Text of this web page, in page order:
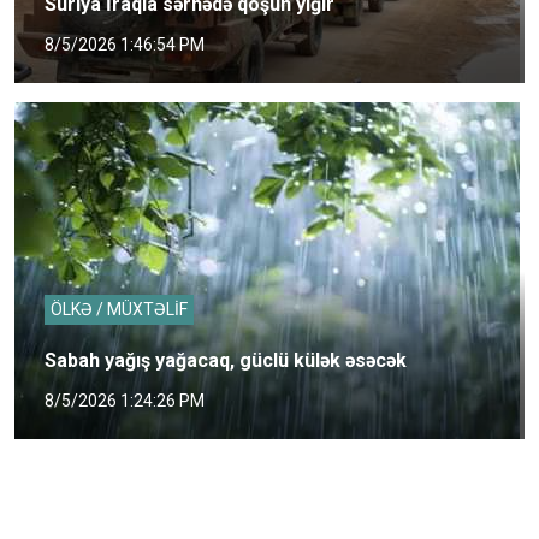
8/5/2026 1:46:54 PM
ÖLKƏ / MÜXTƏLİF
Sabah yağış yağacaq, güclü külək əsəcək
8/5/2026 1:24:26 PM